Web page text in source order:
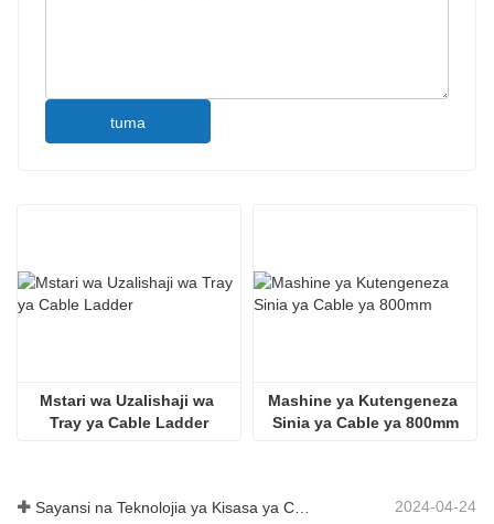
tuma
Mstari wa Uzalishaji wa
Tray ya Cable Ladder
Mashine ya Kutengeneza
Sinia ya Cable ya 800mm
Sayansi na Teknolojia ya Kisasa ya China Yaingiza Nguvu Mpya kwenye Kilimo cha Jadi 2024-04-24